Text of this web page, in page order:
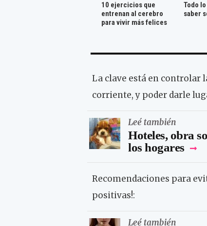
10 ejercicios que
entrenan al cerebro
para vivir más felices
Todo
saber
La clave está en controlar
corriente, y poder darle
Leé también
Hoteles, obra
los hogares
Recomendaciones para
positivas!:
Leé también